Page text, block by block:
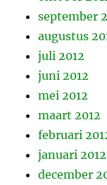
september
augustus
juli 2012
juni 2012
mei 2012
maart 2012
februari
januari 2012
december